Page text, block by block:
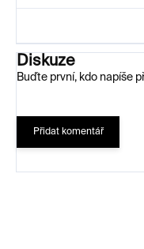
Diskuze
Buďte první, kdo napíše
Přidat komentář